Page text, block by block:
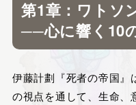
第1章：ワトソ
──心に響く10
伊藤計劃『死者の帝国』
の視点を通して、生命、